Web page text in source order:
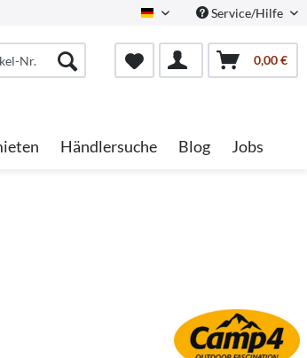
German Service/Hilfe
0,00 €
Händlersuche Blog Jobs